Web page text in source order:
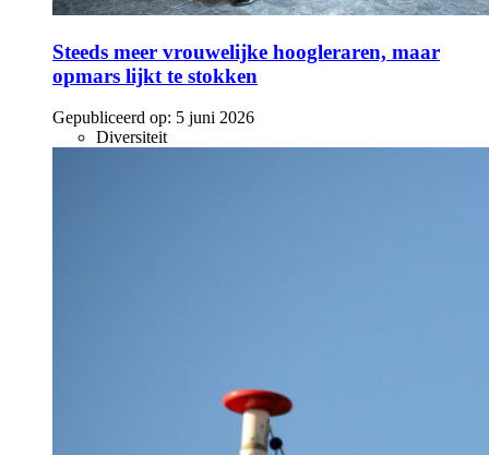
Steeds meer vrouwelijke hoogleraren, maar
opmars lijkt te stokken
Gepubliceerd op: 5 juni 2026
Diversiteit